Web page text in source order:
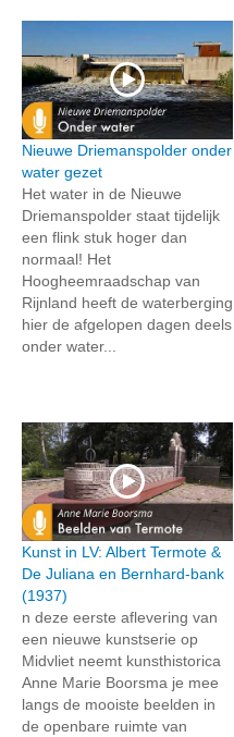
Nieuwe Driemanspolder onder
water gezet
Het water in de Nieuwe
Driemanspolder staat tijdelijk
een flink stuk hoger dan
normaal! Het
Hoogheemraadschap van
Rijnland heeft de waterberging
hier de afgelopen dagen deels
onder water...
Kunst in LV: Albert Termote &
De Juliana en Bernhard-bank
(1937)
n deze eerste aflevering van
een nieuwe kunstserie op
Midvliet neemt kunsthistorica
Anne Marie Boorsma je mee
langs de mooiste beelden in
de openbare ruimte van